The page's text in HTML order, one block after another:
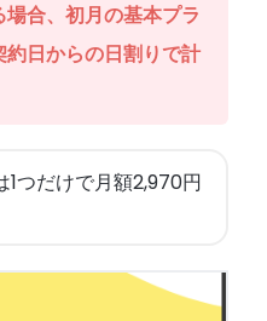
合、初月の基本プラ
日からの日割りで計
つだけで月額2,970円